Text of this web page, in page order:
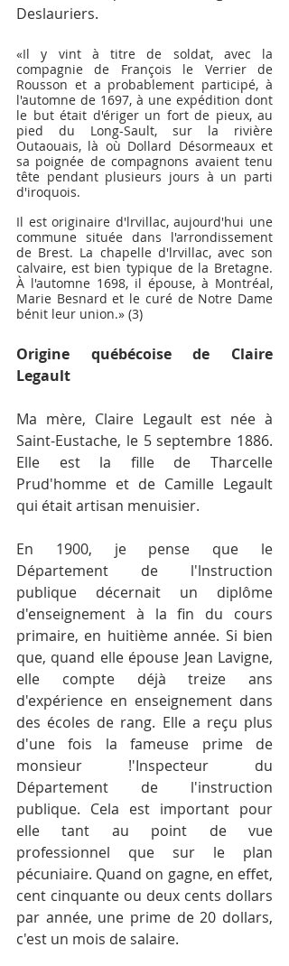
Deslauriers.
«Il y vint à titre de soldat, avec la
compagnie de François le Verrier de
Rousson et a probablement participé, à
l'automne de 1697, à une expédition dont
le but était d'ériger un fort de pieux, au
pied du Long-Sault, sur la rivière
Outaouais, là où Dollard Désormeaux et
sa poignée de compagnons avaient tenu
tête pendant plusieurs jours à un parti
d'iroquois.
Il est originaire d'lrvillac, aujourd'hui une
commune située dans l'arrondissement
de Brest. La chapelle d'lrvillac, avec son
calvaire, est bien typique de la Bretagne.
À l'automne 1698, il épouse, à Montréal,
Marie Besnard et le curé de Notre Dame
bénit leur union.» (3)
Origine québécoise de Claire
Legault
Ma mère, Claire Legault est née à
Saint-Eustache, le 5 septembre 1886.
Elle est la fille de Tharcelle
Prud'homme et de Camille Legault
qui était artisan menuisier.
En 1900, je pense que le
Département de l'lnstruction
publique décernait un diplôme
d'enseignement à la fin du cours
primaire, en huitième année. Si bien
que, quand elle épouse Jean Lavigne,
elle compte déjà treize ans
d'expérience en enseignement dans
des écoles de rang. Elle a reçu plus
d'une fois la fameuse prime de
monsieur !'Inspecteur du
Département de l'instruction
publique. Cela est important pour
elle tant au point de vue
professionnel que sur le plan
pécuniaire. Quand on gagne, en effet,
cent cinquante ou deux cents dollars
par année, une prime de 20 dollars,
c'est un mois de salaire.